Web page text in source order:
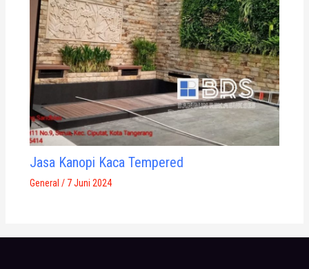
Jasa Kanopi Kaca Tempered
General / 7 Juni 2024